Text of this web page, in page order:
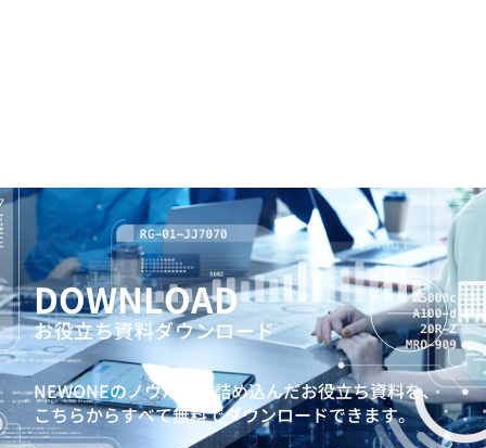
DOWNLOAD
お役立ち資料ダウンロード
NEWONEのノウハウを詰め込んだお役立ち資料を、
こちらからすべて無料でダウンロードできます。